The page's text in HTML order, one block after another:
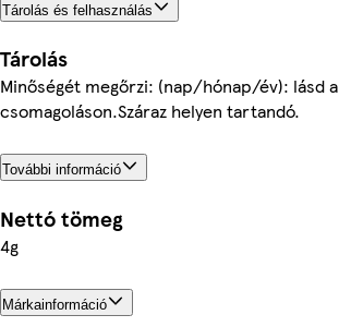
Tárolás és felhasználás
Tárolás
Minőségét megőrzi: (nap/hónap/év): lásd a
csomagoláson.Száraz helyen tartandó.
További információ
Nettó tömeg
4g
Márkainformáció